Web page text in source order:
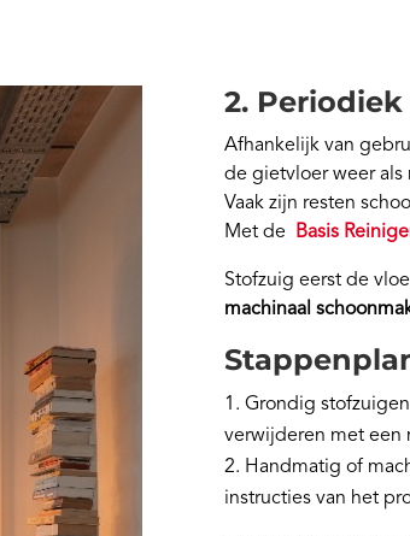
2.
Afhankelijk van
de gietvloer weer als
Vaak zijn resten
Met deBasis
Stofzuig eerst de
machinaal
Grondig
verwijderen met een
Handmatig of
instructies van het